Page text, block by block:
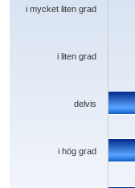
i hög grad
delvis
i liten grad
i mycket liten grad